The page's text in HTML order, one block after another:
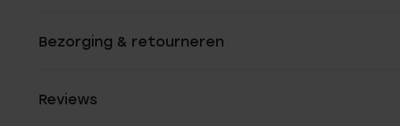
Bezorging & retourneren
Reviews